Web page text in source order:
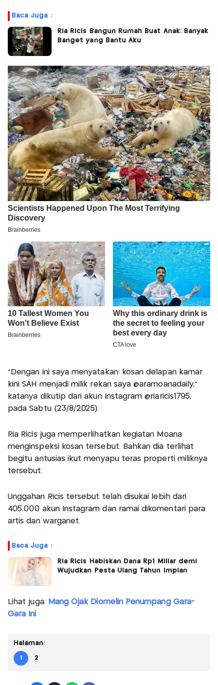
Baca Juga :
Ria Ricis Bangun Rumah Buat Anak: Banyak
Banget yang Bantu Aku
"Dengan ini saya menyatakan: kosan delapan kamar
kini SAH menjadi milik rekan saya @aramoanadaily,"
katanya dikutip dari akun Instagram @riaricis1795,
pada Sabtu (23/8/2025).
Ria Ricis juga memperlihatkan kegiatan Moana
menginspeksi kosan tersebut. Bahkan dia terlihat
begitu antusias ikut menyapu teras properti miliknya
tersebut.
Unggahan Ricis tersebut telah disukai lebih dari
405.000 akun Instagram dan ramai dikomentari para
artis dan warganet.
Baca Juga :
Ria Ricis Habiskan Dana Rp1 Miliar demi
Wujudkan Pesta Ulang Tahun Impian
Lihat juga: Mang Ojak Diomelin Penumpang Gara-
Gara Ini
Halaman:
1 2